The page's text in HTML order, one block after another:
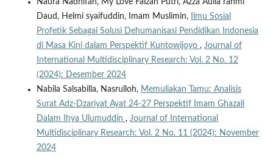
Naura Nadhifah, My Love Faizah Putri, Azza Aulia rahmi
Daud, Helmi syaifuddin, Imam Muslimin,
Ilmu Sosial
Profetik Sebagai Solusi Dehumanisasi Pendidikan Indonesia
di Masa Kini dalam Perspektif Kuntowijoyo , Journal of
International Multidisciplinary Research: Vol. 2 No. 12
(2024): Desember 2024
Nabila Salsabilla, Nasrulloh, Memuliakan Tamu: Analisis
Surat Adz-Dzariyat Ayat 24-27 Perspektif Imam Ghazali
Dalam Ihya Ulumuddin , Journal of International
Multidisciplinary Research: Vol. 2 No. 11 (2024): November
2024